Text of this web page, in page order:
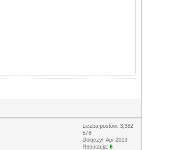
Liczba postów: 3,382
576
Dołączył: Apr 2013
Reputacja:6